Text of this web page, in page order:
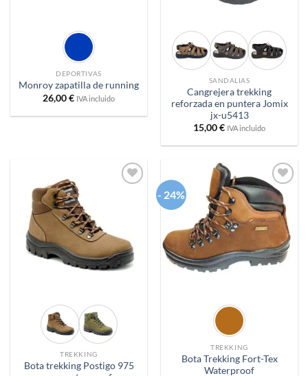
DEPORTIVAS
Monroy zapatilla de running
26,00€ IVA incluido
SANDALIAS
Cangrejera trekking
reforzada en puntera Jomix
jx-u5413
15,00€ IVA incluido
TREKKING
Bota trekking Postigo 975
- 24%
Añadir
a
deseos
TREKKING
Bota Trekking Fort-Tex
Waterproof